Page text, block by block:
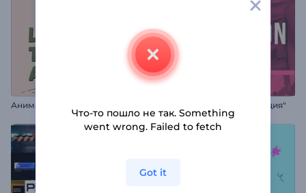
Заставка "Фешен коллекция"
Что-то пошло не так. Something
went wrong. Failed to fetch
Got it